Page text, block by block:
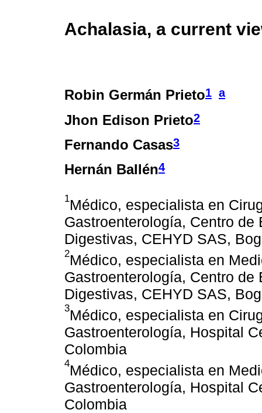
Achalasia, a current
Robin Germán Prieto1 a
Jhon Edison Prieto2
Fernando Casas3
Hernán Ballén4
1Médico, especialista en
Gastroenterología, Centro
Digestivas, CEHYD SAS,
2Médico, especialista en
Gastroenterología, Centro
Digestivas, CEHYD SAS,
3Médico, especialista en
Gastroenterología, Hospital
Colombia
4Médico, especialista en
Gastroenterología, Hospital
Colombia